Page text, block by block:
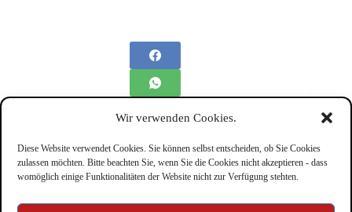
Wir verwenden Cookies.
Diese Website verwendet Cookies. Sie können selbst entscheiden, ob Sie Cookies
zulassen möchten. Bitte beachten Sie, wenn Sie die Cookies nicht akzeptieren - dass
womöglich einige Funktionalitäten der Website nicht zur Verfügung stehten.